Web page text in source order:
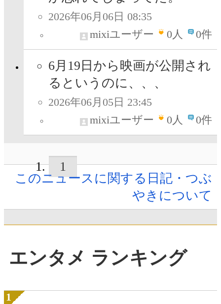
2026年06月06日 08:35
mixiユーザー
0人 0件
6月19日から映画が公開され
るというのに、、、
2026年06月05日 23:45
mixiユーザー
0人 0件
1
このニュースに関する日記・つぶ
やきについて
エンタメ ランキング